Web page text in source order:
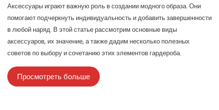
Аксессуары играют важную роль в создании модного образа. Они
помогают подчеркнуть индивидуальность и добавить завершенности
в любой наряд. В этой статье рассмотрим основные виды
аксессуаров, их значение, а также дадим несколько полезных
советов по выбору и сочетанию этих элементов гардероба.
Просмотреть больше